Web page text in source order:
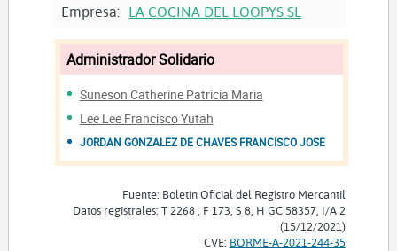
Empresa: LA COCINA DEL LOOPYS SL
Administrador Solidario
Suneson Catherine Patricia Maria
Lee Lee Francisco Yutah
JORDAN GONZALEZ DE CHAVES FRANCISCO JOSE
Fuente: Boletín Oficial del Registro Mercantil
Datos registrales: T 2268 , F 173, S 8, H GC 58357, I/A 2
(15/12/2021)
CVE: BORME-A-2021-244-35